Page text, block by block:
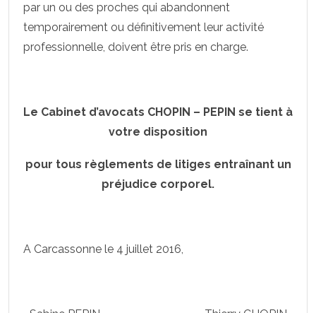
par un ou des proches qui abandonnent
temporairement ou définitivement leur activité
professionnelle, doivent être pris en charge.
Le Cabinet d’avocats CHOPIN – PEPIN se tient à
votre disposition
pour tous règlements de litiges entraînant un
préjudice corporel.
A Carcassonne le 4 juillet 2016,